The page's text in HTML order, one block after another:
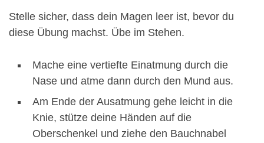
Stelle sicher, dass dein Magen leer ist, bevor du
diese Übung machst. Übe im Stehen.
Mache eine vertiefte Einatmung durch die
Nase und atme dann durch den Mund aus.
Am Ende der Ausatmung gehe leicht in die
Knie, stütze deine Händen auf die
Oberschenkel und ziehe den Bauchnabel